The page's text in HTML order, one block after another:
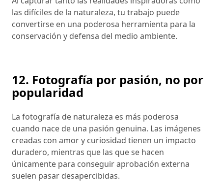
las difíciles de la naturaleza, tu trabajo puede
convertirse en una poderosa herramienta para la
conservación y defensa del medio ambiente.
12. Fotografía por pasión, no por
popularidad
La fotografía de naturaleza es más poderosa
cuando nace de una pasión genuina. Las imágenes
creadas con amor y curiosidad tienen un impacto
duradero, mientras que las que se hacen
únicamente para conseguir aprobación externa
suelen pasar desapercibidas.